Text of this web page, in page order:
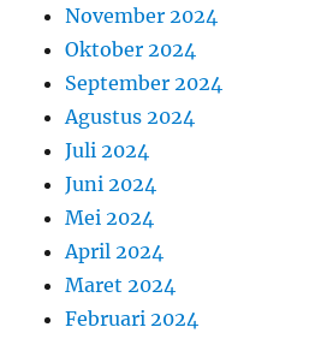
November 2024
Oktober 2024
September 2024
Agustus 2024
Juli 2024
Juni 2024
Mei 2024
April 2024
Maret 2024
Februari 2024